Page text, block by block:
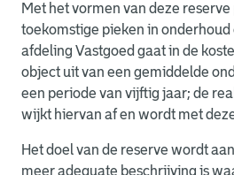
Met het vormen van deze
toekomstige pieken in onderhoud
afdeling Vastgoed gaat in de
object uit van een gemiddelde
een periode van vijftig jaar; de
wijkt hiervan af en wordt met
Het doel van de reserve wordt
meer adequate beschrijving is